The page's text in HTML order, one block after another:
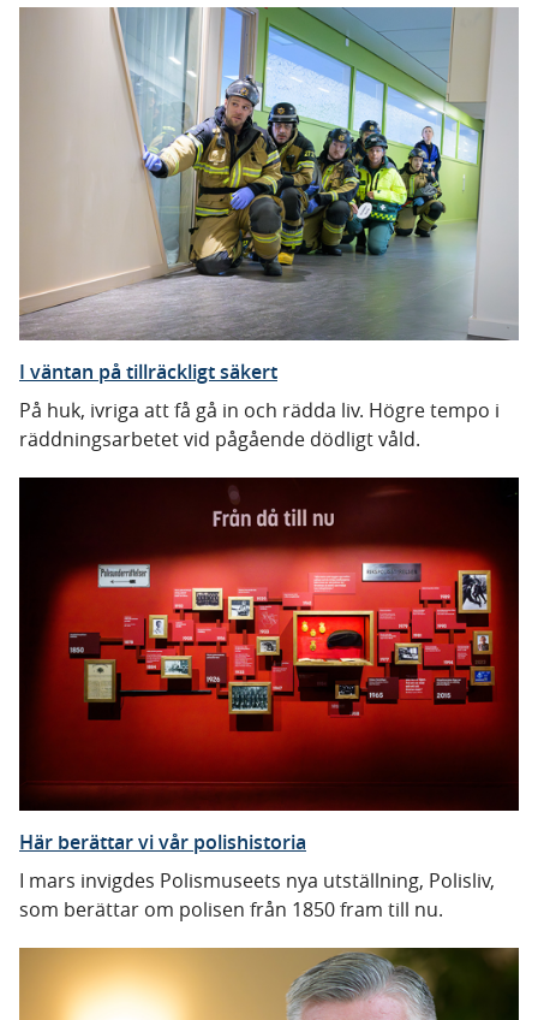
I väntan på tillräckligt säkert
På huk, ivriga att få gå in och rädda liv. Högre tempo i
räddningsarbetet vid pågående dödligt våld.
Här berättar vi vår polishistoria
I mars invigdes Polismuseets nya utställning, Polisliv,
som berättar om polisen från 1850 fram till nu.